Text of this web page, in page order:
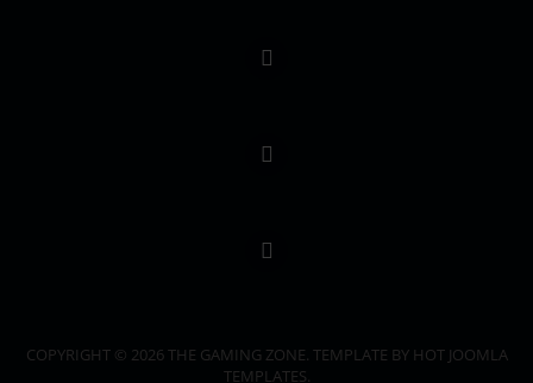
COPYRIGHT © 2026 THE GAMING ZONE. TEMPLATE BY HOT JOOMLA
TEMPLATES.